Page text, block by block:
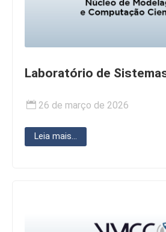
Laboratório de
26 de março de 2026
Leia mais...